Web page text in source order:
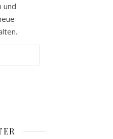
und